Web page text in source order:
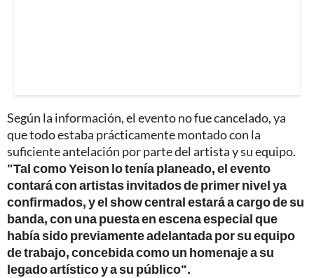
Según la información, el evento no fue cancelado, ya
que todo estaba prácticamente montado con la
suficiente antelación por parte del artista y su equipo.
"Tal como Yeison lo tenía planeado, el evento
contará con artistas invitados de primer nivel ya
confirmados, y el show central estará a cargo de su
banda, con una puesta en escena especial que
había sido previamente adelantada por su equipo
de trabajo, concebida como un homenaje a su
legado artístico y a su público".